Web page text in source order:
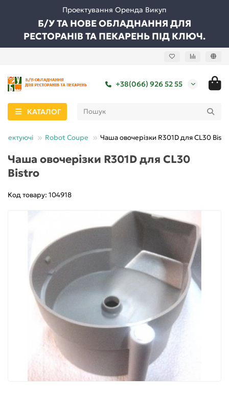
Проектування Оренда Викуп
Б/У ТА НОВЕ ОБЛАДНАННЯ ДЛЯ
РЕСТОРАНІВ ТА ПЕКАРЕНЬ ПІД КЛЮЧ.
+38(066) 926 52 55
КАТАЛОГ
Robot Coupe Чаша овочерізки R301D для CL30
Чаша овочерізки R301D для CL30
Bistro
Код товару: 104918